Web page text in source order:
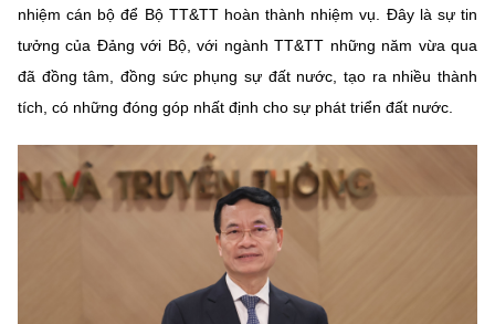
nhiệm cán bộ để Bộ TT&TT hoàn thành nhiệm vụ. Đây là sự tin
tưởng của Đảng với Bộ, với ngành TT&TT những năm vừa qua
đã đồng tâm, đồng sức phụng sự đất nước, tạo ra nhiều thành
tích, có những đóng góp nhất định cho sự phát triển đất nước.